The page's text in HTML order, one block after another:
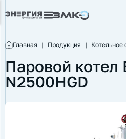
Главная | Продукция | Котельное
Паровой котел
N2500HGD